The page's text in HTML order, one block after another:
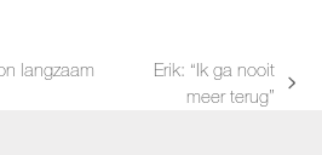
langzaam
Erik: “Ik ga nooit
meer terug”